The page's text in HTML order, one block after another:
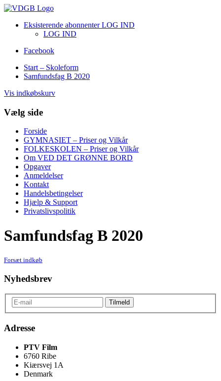
Eksisterende abonnenter LOG IND
LOG IND
Facebook
Start – Skoleform
Samfundsfag B 2020
Vis indkøbskurv
Vælg side
Forside
GYMNASIET – Priser og Vilkår
FOLKESKOLEN – Priser og Vilkår
Om VED DET GRØNNE BORD
Opgaver
Anmeldelser
Kontakt
Handelsbetingelser
Hjælp & Support
Privatslivspolitik
Samfundsfag B 2020
Forsæt indkøb
Nyhedsbrev
Adresse
PTV Film
6760 Ribe
Kiærsvej 1A
Denmark